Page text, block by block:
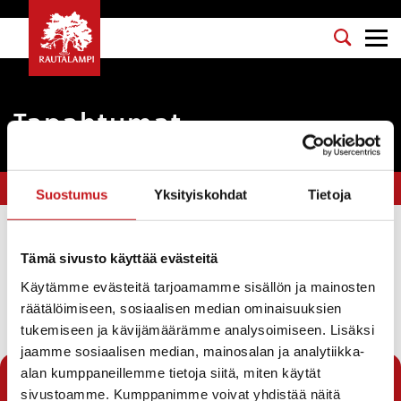
Suostumus Yksityiskohdat Tietoja
Tämä sivusto käyttää evästeitä
Käytämme evästeitä tarjoamamme sisällön ja mainosten
räätälöimiseen, sosiaalisen median ominaisuuksien
tukemiseen ja kävijämäärämme analysoimiseen. Lisäksi
jaamme sosiaalisen median, mainosalan ja analytiikka-
alan kumppaneillemme tietoja siitä, miten käytät
sivustoamme. Kumppanimme voivat yhdistää näitä
Tapahtumat
Olet tässä:Etusivu Kerkonkosken tapahtumat
Suodata
1 2 3 …